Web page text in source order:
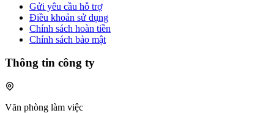
Gửi yêu cầu hỗ trợ
Điều khoản sử dụng
Chính sách hoàn tiền
Chính sách bảo mật
Thông tin công ty
Văn phòng làm việc